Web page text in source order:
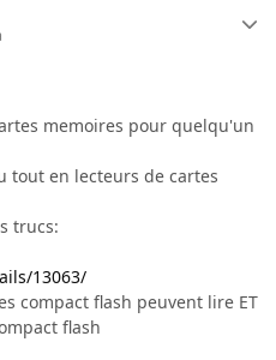
memoires pour quelqu'un
tout en lecteurs de cartes
trucs:
13063/
compact flash peuvent lire ET
flash